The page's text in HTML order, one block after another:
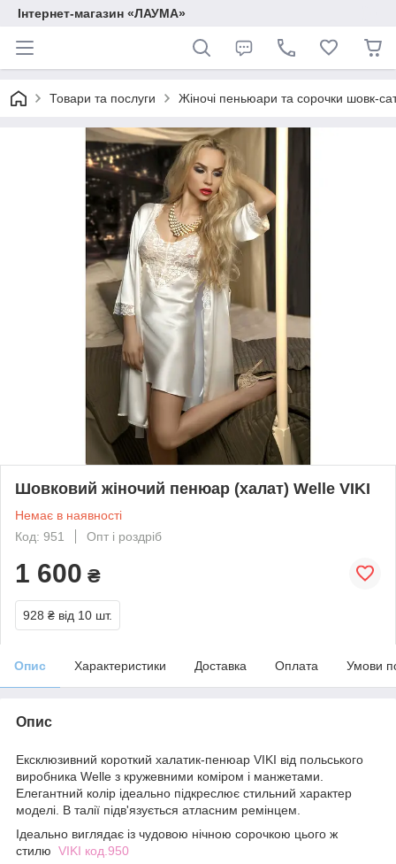
Інтернет-магазин «ЛАУМА»
Товари та послуги Жіночі пеньюари та сорочки шовк-
Шовковий жіночий пенюар (халат) Welle VIKI
Немає в наявності
Код: 951
Опт і роздріб
1 600 ₴
928 ₴ від 10 шт.
Опис Характеристики Доставка Оплата Умови
Опис
Ексклюзивний короткий халатик-пенюар VIKI від польського
виробника Welle з кружевними коміром і манжетами.
Елегантний колір ідеально підкреслює стильний характер
моделі. В талії підв'язується атласним ремінцем.
Ідеально виглядає із чудовою нічною сорочкою цього ж
стилю VIKI код.950